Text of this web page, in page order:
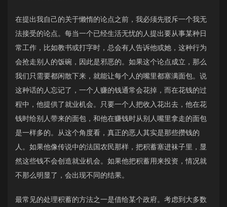
在提出我自己的关于懒惰的论点之前，我必须先驳斥一个我无
法接受的论点。每当一个已经生活无忧的人提出要从事某种日
常工作，比如教书或打字时，总会有人告诉他或她，这种行为
会抢走别人的饭碗，因此是邪恶的。如果这个论点成立，那么
我们只需要都闲散下来，就能让每个人的嘴里都塞满面包。说
这种话的人忘记了，一个人赚的钱通常会花掉，而在花钱的过
程中，他提供了就业机会。只要一个人把收入花出去，他在花
钱时给别人带来的面包，和他在赚钱时从别人嘴里拿走的面包
是一样多的。从这个角度看，真正的恶人其实是那些攒钱的
人。如果他像传说中的法国农民那样，把积蓄塞进袜子里，显
然这些钱不会创造就业机会。如果他把积蓄用来投资，情况就
不那么明显了，会出现不同的结果。
最常见的处理积蓄的方法之一是借给某个政府。考虑到大多数